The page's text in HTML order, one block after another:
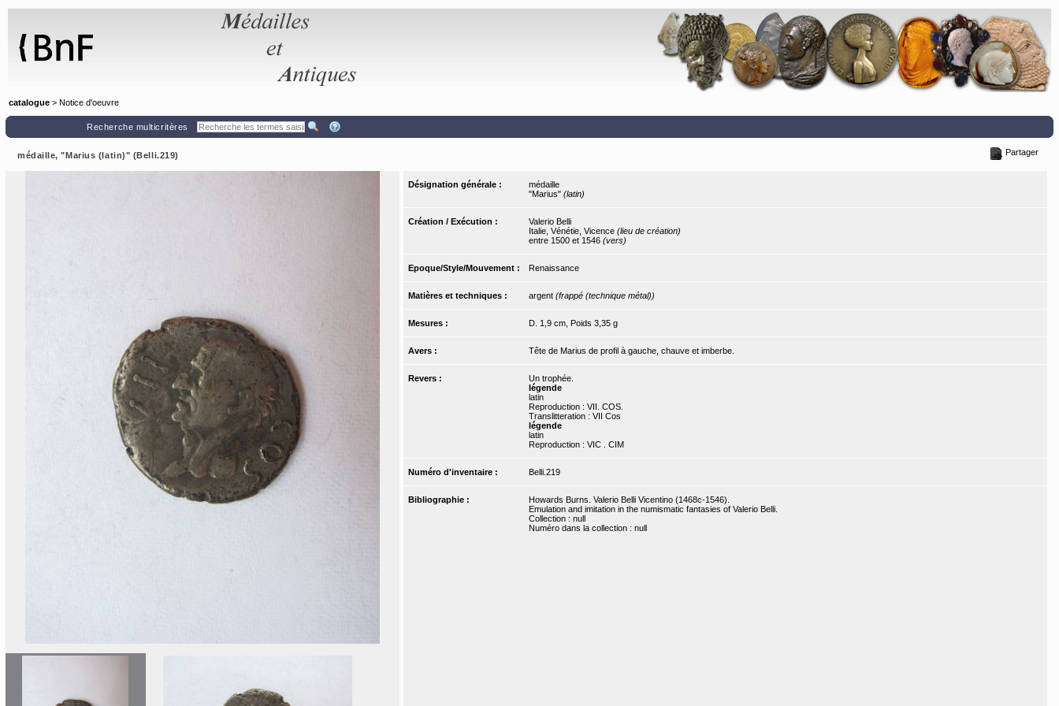
catalogue > Notice d'oeuvre
Recherche multicritères
médaille, "Marius (latin)" (Belli.219) Partager
Désignation générale :
médaille
"Marius" (latin)
Création / Exécution :
Valerio Belli
Italie, Vénétie, Vicence (lieu de création)
entre 1500 et 1546 (vers)
Epoque/Style/Mouvement : Renaissance
Matières et techniques : argent (frappé (technique métal))
Mesures : D. 1,9 cm, Poids 3,35 g
Avers : Tête de Marius de profil à gauche, chauve et imberbe.
Revers :
Un trophée.
légende
latin
Reproduction : VII. COS.
Translitteration : VII Cos
légende
latin
Reproduction : VIC . CIM
Numéro d'inventaire : Belli.219
Bibliographie :
Howards Burns. Valerio Belli Vicentino (1468c-1546).
Emulation and imitation in the numismatic fantasies of Valerio Belli.
Collection : null
Numéro dans la collection : null